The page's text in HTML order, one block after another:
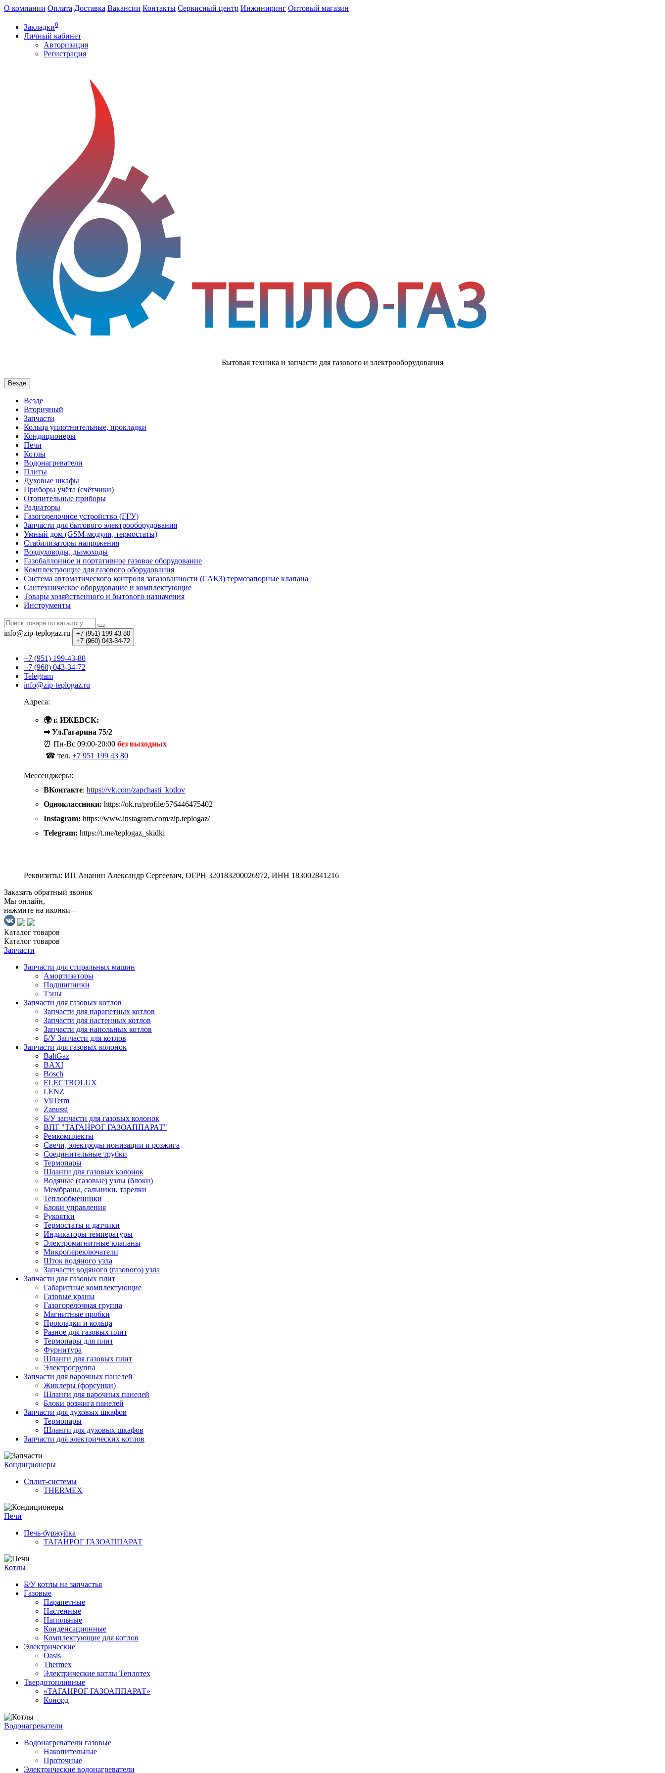
О компании Оплата Доставка Вакансии Контакты Сервисный центр Инжиниринг Оптовый магазин
Закладки0
Личный кабинет
Авторизация
Регистрация
Бытовая техника и запчасти для газового и электрооборудования
Везде
Везде
Вторичный
Запчасти
Кольца уплотнительные, прокладки
Кондиционеры
Печи
Котлы
Водонагреватели
Плиты
Духовые шкафы
Приборы учёта (счётчики)
Отопительные приборы
Радиаторы
Газогорелочное устройство (ГГУ)
Запчасти для бытового электрооборудования
Умный дом (GSM-модули, термостаты)
Cтабилизаторы напряжения
Воздуховоды, дымоходы
Газобаллонное и портативное газовое оборудование
Комплектующие для газового оборудования
Система автоматического контроля загазованности (САКЗ) термозапорные клапана
Сантехническое оборудование и комплектующие
Товары хозяйственного и бытового назначения
Инструменты
info@zip-teplogaz.ru +7 (951) 199-43-80
+7 (960) 043-34-72
+7 (951) 199-43-80
+7 (960) 043-34-72
Telegram
info@zip-teplogaz.ru
Адреса:
🌍 г. ИЖЕВСК:
➡ Ул.Гагарина 75/2
⏰ Пн-Вс 09:00-20:00 без выходных
☎ тел. +7 951 199 43 80
Мессенджеры:
ВКонтакте: https://vk.com/zapchasti_kotlov
Одноклассники: https://ok.ru/profile/576446475402
Instagram: https://www.instagram.com/zip.teplogaz/
Telegram: https://t.me/teplogaz_skidki
Реквизиты: ИП Ананин Александр Сергеевич, ОГРН 320183200026972, ИНН 183002841216
Заказать обратный звонок
Мы онлайн,
нажмите на иконки -
Каталог товаров
Каталог товаров
Запчасти
Запчасти для стиральных машин
Амортизаторы
Подшипники
Тэны
Запчасти для газовых котлов
Запчасти для парапетных котлов
Запчасти для настенных котлов
Запчасти для напольных котлов
Б/У Запчасти для котлов
Запчасти для газовых колонок
BaltGaz
BAXI
Bosch
ELECTROLUX
LENZ
VilTerm
Zanussi
Б/У запчасти для газовых колонок
ВПГ "ТАГАНРОГ ГАЗОАППАРАТ"
Ремкомплекты
Свечи, электроды ионизации и розжига
Соединительные трубки
Термопары
Шланги для газовых колонок
Водяные (газовые) узлы (блоки)
Мембраны, сальники, тарелки
Теплообменники
Блоки управления
Рукоятки
Термостаты и датчики
Индикаторы температуры
Электромагнитные клапаны
Микропереключатели
Шток водяного узла
Запчасти водяного (газового) узла
Запчасти для газовых плит
Габаритные комплектующие
Газовые краны
Газогорелочная группа
Магнитные пробки
Прокладки и кольца
Разное для газовых плит
Термопары для плит
Фурнитура
Шланги для газовых плит
Электрогруппа
Запчасти для варочных панелей
Жиклеры (форсунки)
Шланги для варочных панелей
Блоки розжига панелей
Запчасти для духовых шкафов
Термопары
Шланги для духовых шкафов
Запчасти для электрических котлов
Кондиционеры
Сплит-системы
THERMEX
Печи
Печь-буржуйка
ТАГАНРОГ ГАЗОАППАРАТ
Котлы
Б/У котлы на запчастья
Газовые
Парапетные
Настенные
Напольные
Конденсационные
Комплектующие для котлов
Электрические
Oasis
Thermex
Электрические котлы Теплотех
Твердотопливные
«ТАГАНРОГ ГАЗОАППАРАТ»
Конорд
Водонагреватели
Водонагреватели газовые
Накопительные
Проточные
Электрические водонагреватели